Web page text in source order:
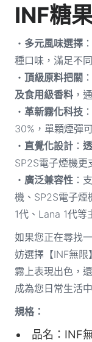
INF糖
・ 多元風味選擇
種口味，滿足不
・ 頂級原料把關
及食用級香料，
・ 革新霧化科技
30%，單顆煙彈
・ 直覺化設計：
SP2S電子煙機更
・ 廣泛兼容性：
機、SP2S電子
1代、Lana 1代等
如果您正在尋找
妨選擇【INF無
霧上表現出色，
成為您日常生活
規格：
品名：INF